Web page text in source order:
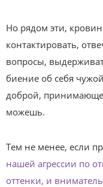
Но рядом эти,
контактировать,
вопросы,
биение об себя
доброй,
можешь.
Тем не менее, если
нашей агрессии по
оттенки, и